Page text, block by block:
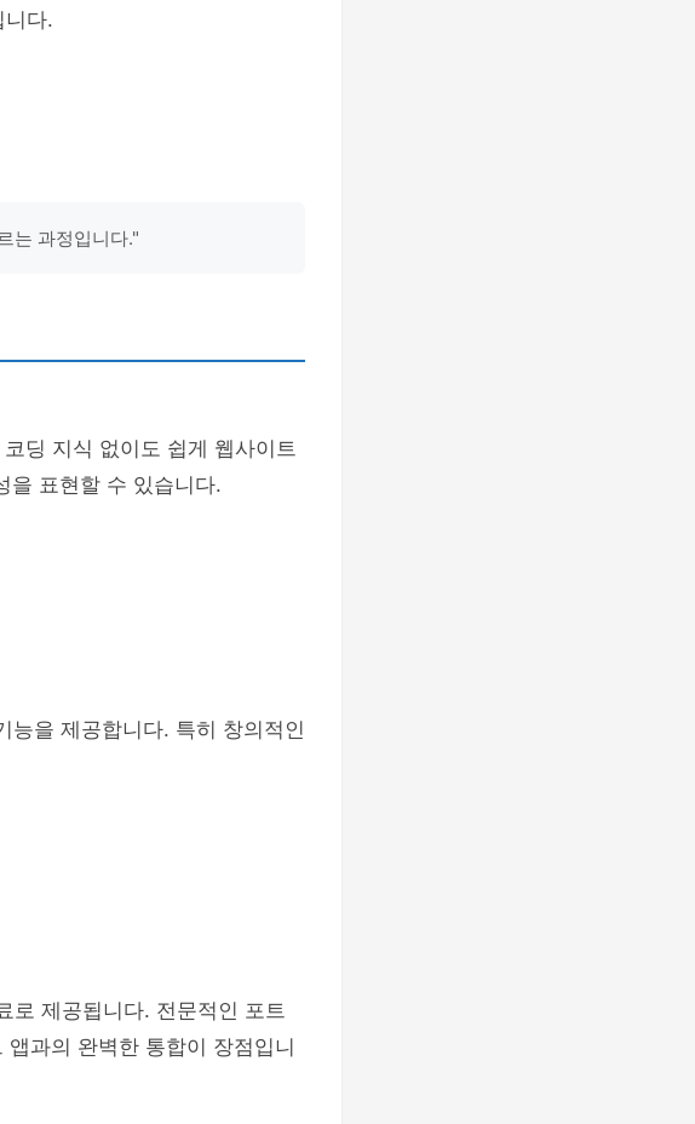
니다.
는 과정입니다."
딩 지식 없이도 쉽게 웹사이트
을 표현할 수 있습니다.
능을 제공합니다. 특히 창의적인
제공됩니다. 전문적인 포트
과의 완벽한 통합이 장점입니